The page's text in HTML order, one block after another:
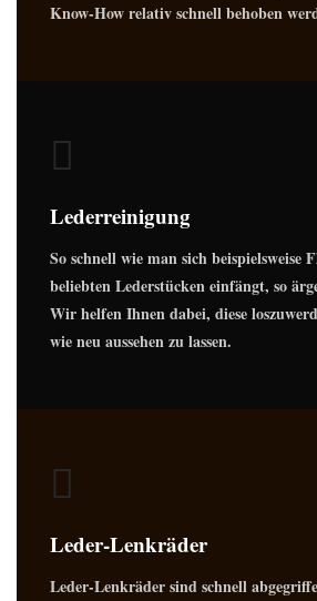
Know-How relativ schnell behoben
Lederreinigung
So schnell wie man sich beispielsweise
beliebten Lederstücken einfängt, so
Wir helfen Ihnen dabei, diese
wie neu aussehen zu lassen.
Leder-Lenkräder
Leder-Lenkräder sind schnell